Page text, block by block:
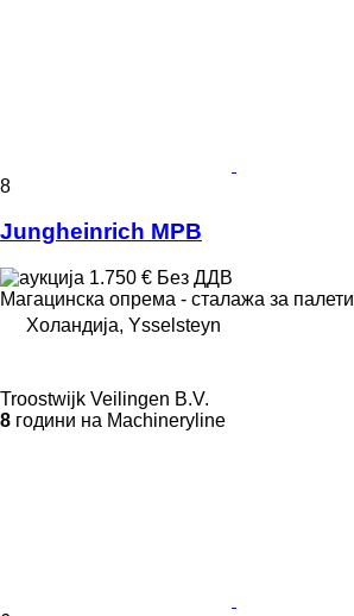
8
Jungheinrich MPB
1.750 € Без ДДВ
Магацинска опрема - сталажа за палети
Холандија, Ysselsteyn
Troostwijk Veilingen B.V.
8 години на Machineryline